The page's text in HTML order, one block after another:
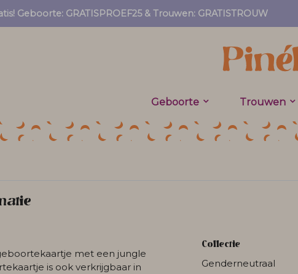
Geboorte: GRATISPROEF25 & Trouwen: GRATISTROUW
Geboorte Trouwen
met een jungle
is ook verkrijgbaar in
Collectie
Genderneutraal